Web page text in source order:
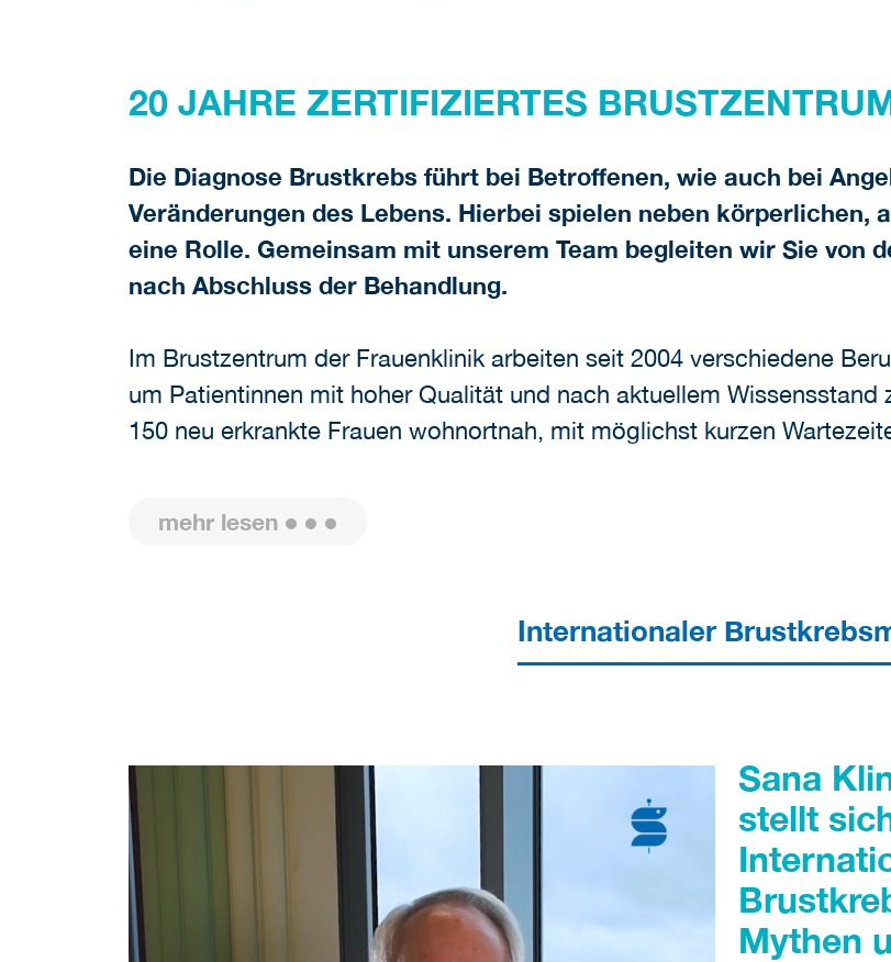
20 JAHRE ZERTIFIZIERTES
Die Diagnose Brustkrebs führt bei Betroffenen, wie auch bei
Veränderungen des Lebens. Hierbei spielen neben körperlichen,
eine Rolle. Gemeinsam mit unserem Team begleiten wir Sie von
nach Abschluss der Behandlung.
Im Brustzentrum der Frauenklinik arbeiten seit 2004 verschiedene
um Patientinnen mit hoher Qualität und nach aktuellem
150 neu erkrankte Frauen wohnortnah, mit möglichst kurzen
mehr lesen
Internationaler
Sana
stellt
Mythen